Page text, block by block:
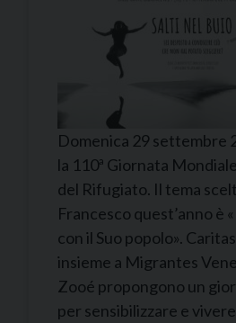
Domenica 29 settembre
la 110ª Giornata
del Rifugiato. Il tema
Francesco quest’anno è
con il Suo popolo».
insieme a Migrantes
Zooé propongono un
per sensibilizzare e